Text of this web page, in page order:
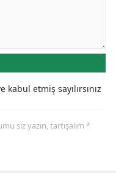
kabul etmiş sayılırsınız
siz yazın, tartışalım *